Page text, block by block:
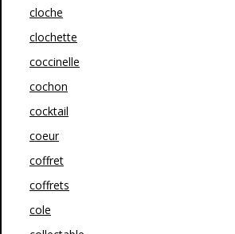
cloche
clochette
coccinelle
cochon
cocktail
coeur
coffret
coffrets
cole